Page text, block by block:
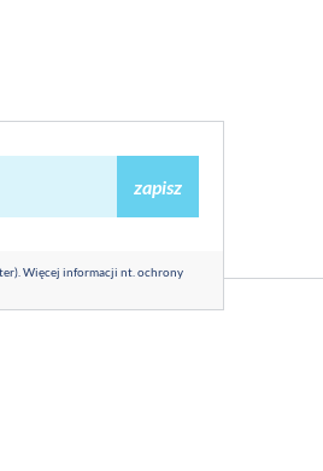
zapisz
Więcej informacji nt. ochrony